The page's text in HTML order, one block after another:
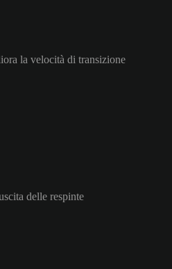
la velocità di transizione
delle respinte